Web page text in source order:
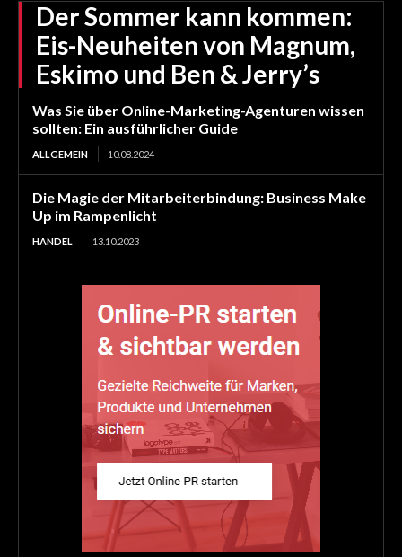
Der Sommer kann kommen:
Eis-Neuheiten von Magnum,
Eskimo und Ben & Jerry’s
Was Sie über Online-Marketing-Agenturen wissen
sollten: Ein ausführlicher Guide
ALLGEMEIN 10.08.2024
Die Magie der Mitarbeiterbindung: Business Make
Up im Rampenlicht
HANDEL 13.10.2023